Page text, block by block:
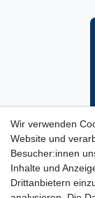
Wir verwenden
Website und
Besucher:innen
Inhalte und
Drittanbietern